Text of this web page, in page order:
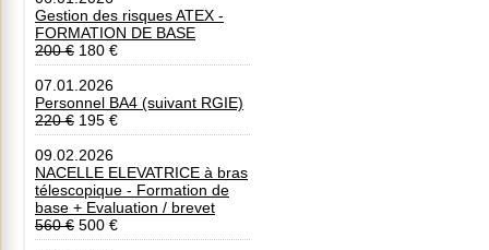
Gestion des risques ATEX -
FORMATION DE BASE
200 € 180 €
07.01.2026
Personnel BA4 (suivant RGIE)
220 € 195 €
09.02.2026
NACELLE ELEVATRICE à bras
télescopique - Formation de
base + Evaluation / brevet
560 € 500 €